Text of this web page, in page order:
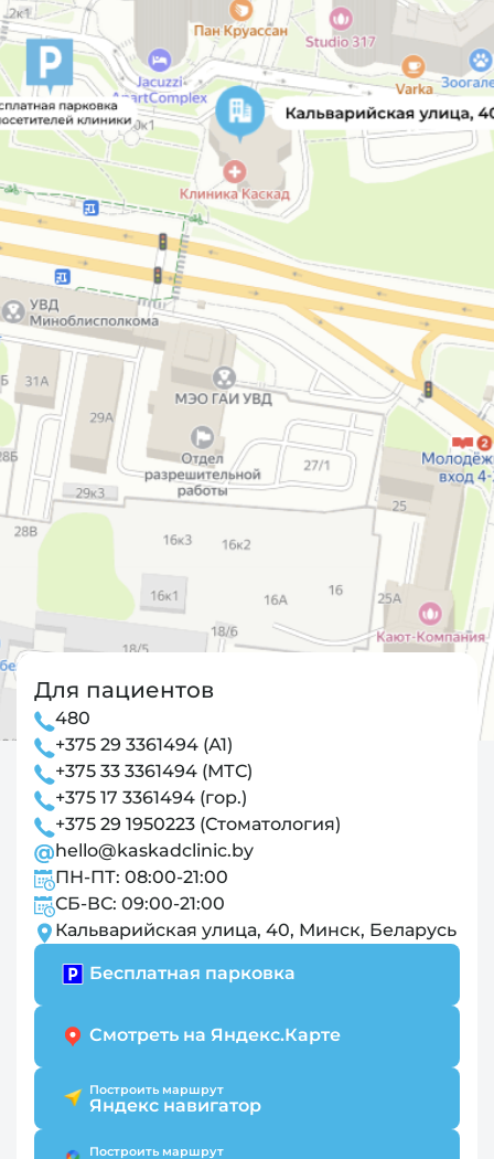
Для пациентов
480
+375 29 3361494 (А1)
+375 33 3361494 (МТС)
+375 17 3361494 (гор.)
+375 29 1950223 (Стоматология)
hello@kaskadclinic.by
ПН-ПТ: 08:00-21:00
СБ-ВС: 09:00-21:00
Кальварийская улица, 40, Минск, Беларусь
Бесплатная парковка
Смотреть на Яндекс.Карте
Построить маршрут
Яндекс навигатор
Построить маршрут